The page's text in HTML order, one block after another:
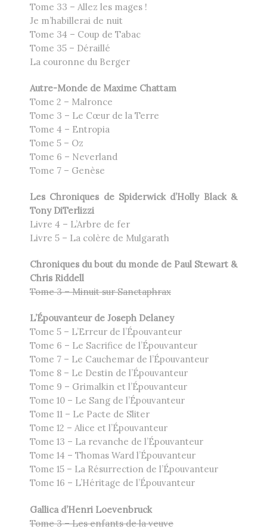
Tome 33 – Allez les mages !
Je m’habillerai de nuit
Tome 34 – Coup de Tabac
Tome 35 – Déraillé
La couronne du Berger
Autre-Monde de Maxime Chattam
Tome 2 – Malronce
Tome 3 – Le Cœur de la Terre
Tome 4 – Entropia
Tome 5 – Oz
Tome 6 – Neverland
Tome 7 – Genèse
Les Chroniques de Spiderwick d’Holly Black &
Tony DiTerlizzi
Livre 4 – L’Arbre de fer
Livre 5 – La colère de Mulgarath
Chroniques du bout du monde de Paul Stewart &
Chris Riddell
Tome 3 – Minuit sur Sanctaphrax
L’Épouvanteur de Joseph Delaney
Tome 5 – L’Erreur de l’Épouvanteur
Tome 6 – Le Sacrifice de l’Épouvanteur
Tome 7 – Le Cauchemar de l’Épouvanteur
Tome 8 – Le Destin de l’Épouvanteur
Tome 9 – Grimalkin et l’Épouvanteur
Tome 10 – Le Sang de l’Épouvanteur
Tome 11 – Le Pacte de Sliter
Tome 12 – Alice et l’Épouvanteur
Tome 13 – La revanche de l’Épouvanteur
Tome 14 – Thomas Ward l’Épouvanteur
Tome 15 – La Résurrection de l’Épouvanteur
Tome 16 – L’Héritage de l’Épouvanteur
Gallica d’Henri Loevenbruck
Tome 3 – Les enfants de la veuve